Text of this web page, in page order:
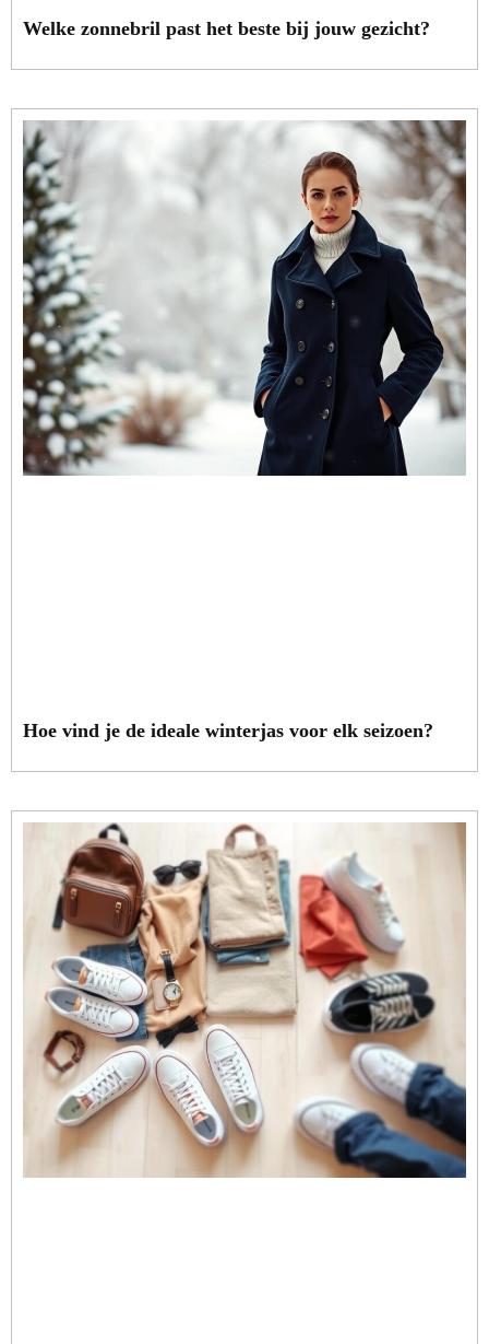
Welke zonnebril past het beste bij jouw gezicht?
Hoe vind je de ideale winterjas voor elk seizoen?